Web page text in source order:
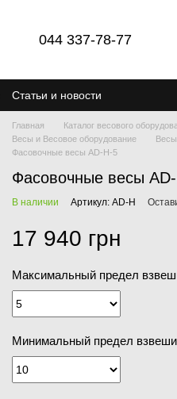
044 337-78-77
Статьи и новости
Главная
Каталог весового
Весы и Весовое оборудование
Фасовочные весы AD-H-5
Фасовочные весы
В наличии Артикул: AD-H
17 940 грн
Максимальный предел
Минимальный предел